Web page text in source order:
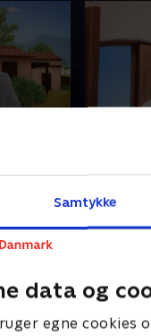
Samtykke
data og
egne cookies
Diego
mod